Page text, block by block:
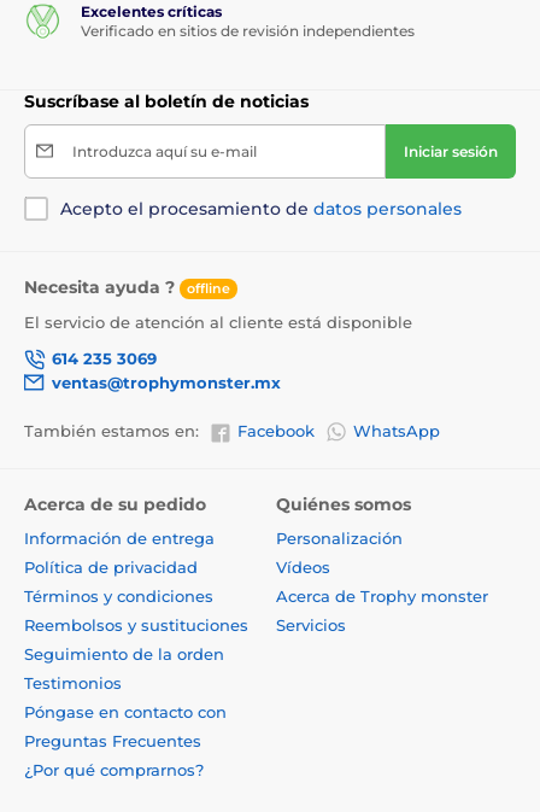
Excelentes críticas
Verificado en sitios de revisión independientes
Suscríbase al boletín de noticias
Introduzca aquí su e-mail Iniciar sesión
Acepto el procesamiento de datos personales
Necesita ayuda ? offline
El servicio de atención al cliente está disponible
614 235 3069
ventas@trophymonster.mx
También estamos en: Facebook WhatsApp
Acerca de su pedido
Información de entrega
Política de privacidad
Términos y condiciones
Reembolsos y sustituciones
Seguimiento de la orden
Testimonios
Póngase en contacto con
Preguntas Frecuentes
¿Por qué comprarnos?
Quiénes somos
Personalización
Vídeos
Acerca de Trophy monster
Servicios